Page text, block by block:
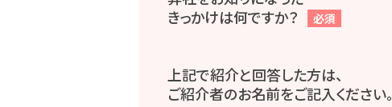
きっかけは何ですか？
必須
上記で紹介と回答した方は、
ご紹介者のお名前をご記入ください。